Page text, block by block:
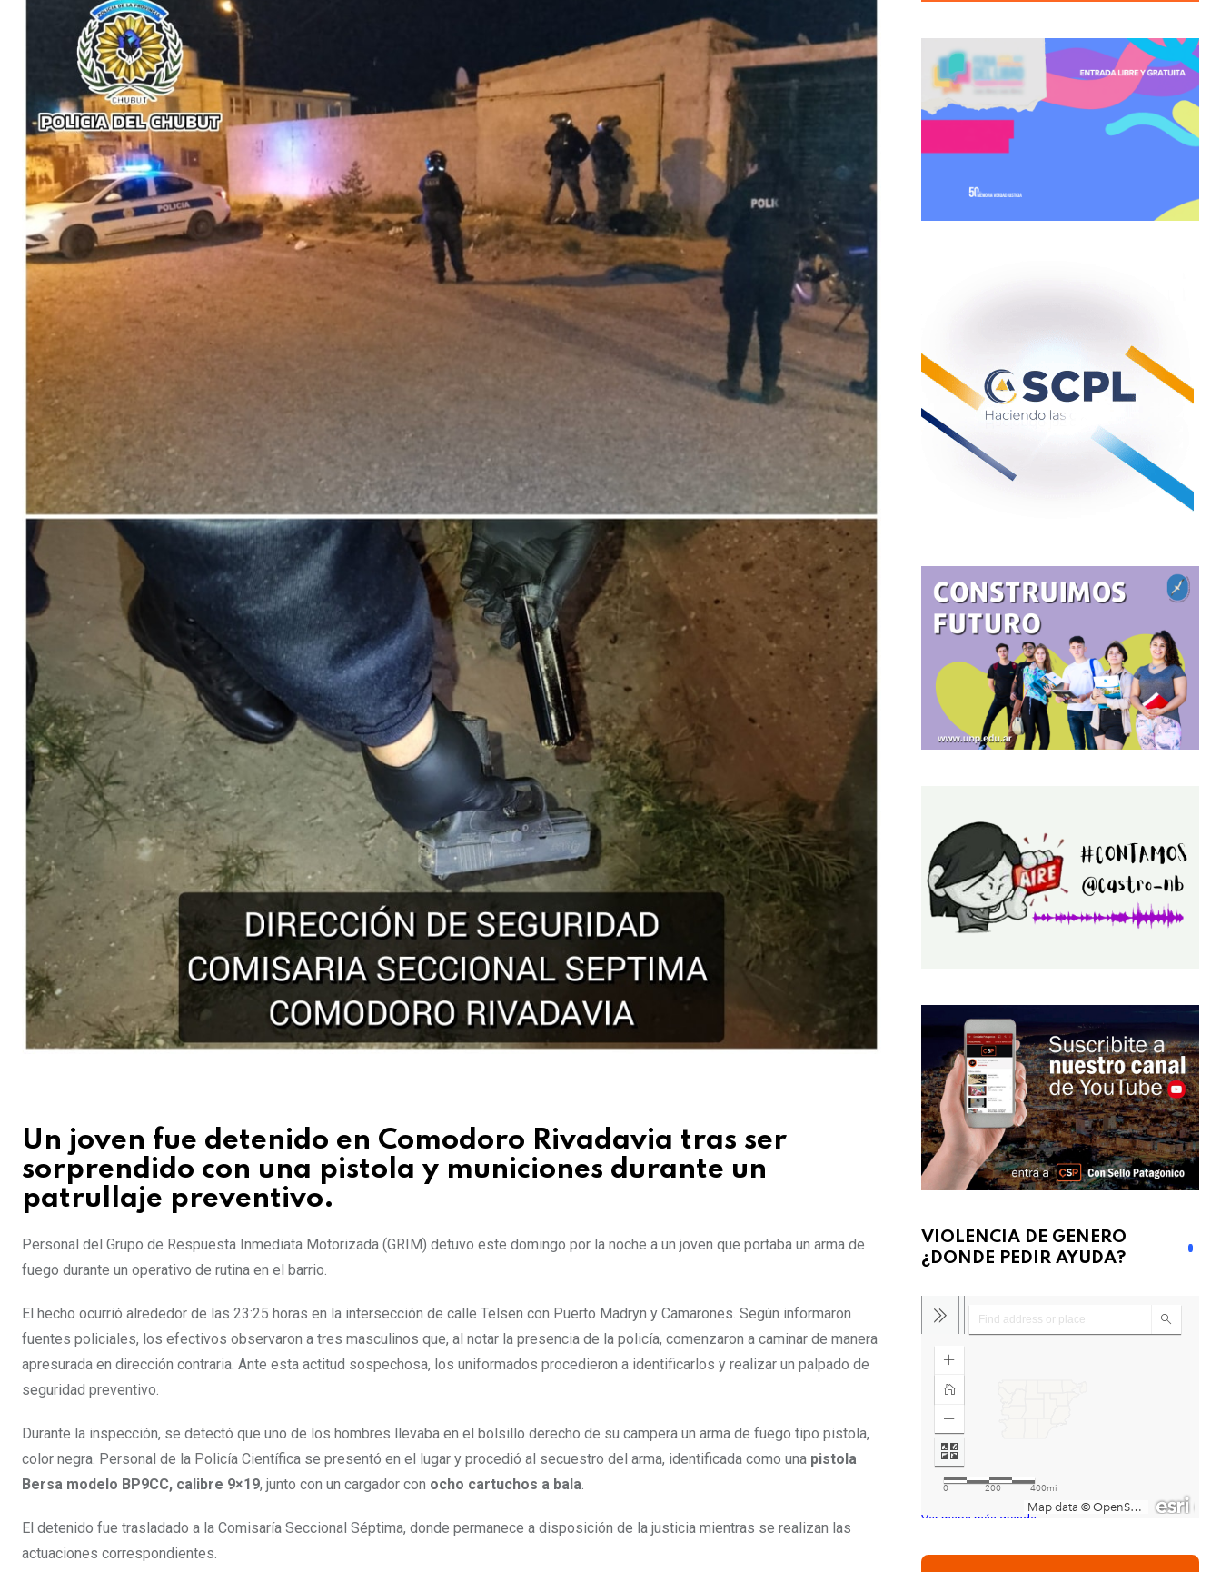
Un joven fue detenido en Comodoro Rivadavia tras ser
sorprendido con una pistola y municiones durante un
patrullaje preventivo.
Personal del Grupo de Respuesta Inmediata Motorizada (GRIM) detuvo este domingo por la noche a un joven que portaba un arma de
fuego durante un operativo de rutina en el barrio.
El hecho ocurrió alrededor de las 23:25 horas en la intersección de calle Telsen con Puerto Madryn y Camarones. Según informaron
fuentes policiales, los efectivos observaron a tres masculinos que, al notar la presencia de la policía, comenzaron a caminar de manera
apresurada en dirección contraria. Ante esta actitud sospechosa, los uniformados procedieron a identificarlos y realizar un palpado de
seguridad preventivo.
Durante la inspección, se detectó que uno de los hombres llevaba en el bolsillo derecho de su campera un arma de fuego tipo pistola,
color negra. Personal de la Policía Científica se presentó en el lugar y procedió al secuestro del arma, identificada como una pistola
Bersa modelo BP9CC, calibre 9×19, junto con un cargador con ocho cartuchos a bala
El detenido fue trasladado a la Comisaría Seccional Séptima, donde permanece a disposición de la justicia mientras se realizan las
actuaciones correspondientes.
VIOLENCIA DE GENERO
¿DONDE PEDIR AYUDA?
Ver mapa más grande